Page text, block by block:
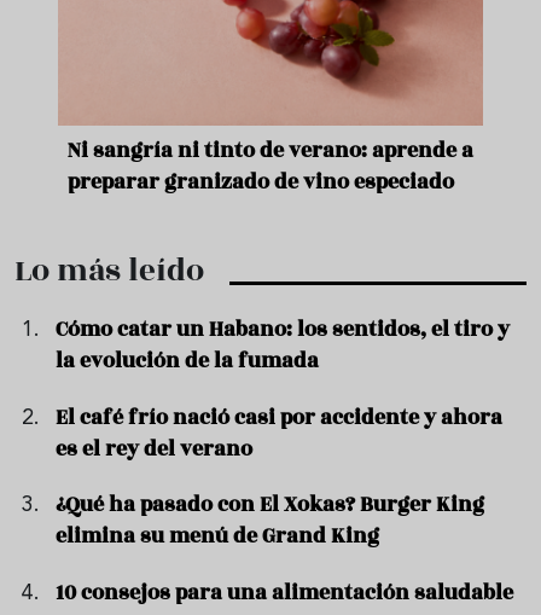
Ni sangría ni tinto de verano: aprende a
preparar granizado de vino especiado
Lo más leído
Cómo catar un Habano: los sentidos, el tiro y
la evolución de la fumada
El café frío nació casi por accidente y ahora
es el rey del verano
¿Qué ha pasado con El Xokas? Burger King
elimina su menú de Grand King
10 consejos para una alimentación saludable